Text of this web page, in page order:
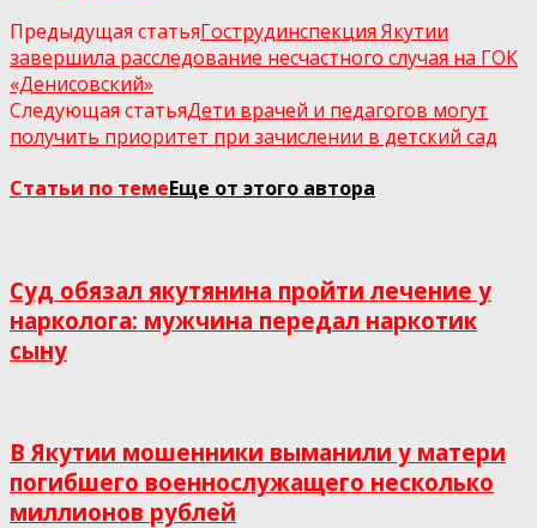
Предыдущая статьяГострудинспекция Якутии
завершила расследование несчастного случая на ГОК
«Денисовский»
Следующая статьяДети врачей и педагогов могут
получить приоритет при зачислении в детский сад
Статьи по темеЕще от этого автора
Суд обязал якутянина пройти лечение у
нарколога: мужчина передал наркотик
сыну
В Якутии мошенники выманили у матери
погибшего военнослужащего несколько
миллионов рублей